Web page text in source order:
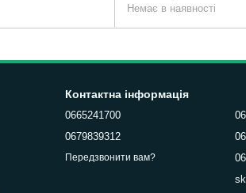
Немає в наявності
Контактна інформація
0665241700
0679839312
Передзвонити вам?